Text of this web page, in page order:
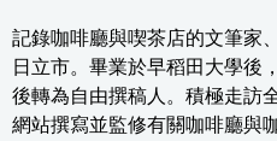
記錄咖啡廳與喫茶店的文筆家
日立市。畢業於早稻田大學後
後轉為自由撰稿人。積極走訪
網站撰寫並監修有關咖啡廳與